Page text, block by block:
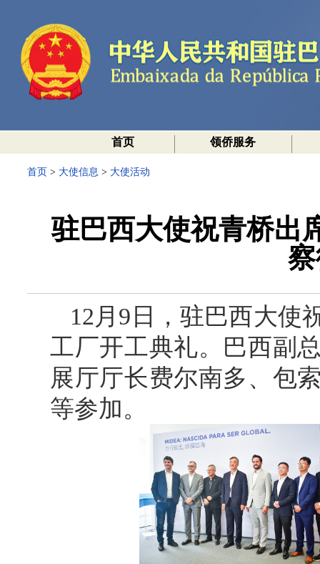
首页 领侨服务
首页 > 大使信息 > 大使活动
驻巴西大使祝青桥出
12月9日，驻巴西大使
工厂开工典礼。巴西副
展厅厅长费尔南多、包
等参加。